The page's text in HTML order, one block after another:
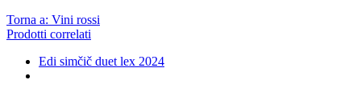
Torna a: Vini rossi
Prodotti correlati
Edi simčič duet lex 2024